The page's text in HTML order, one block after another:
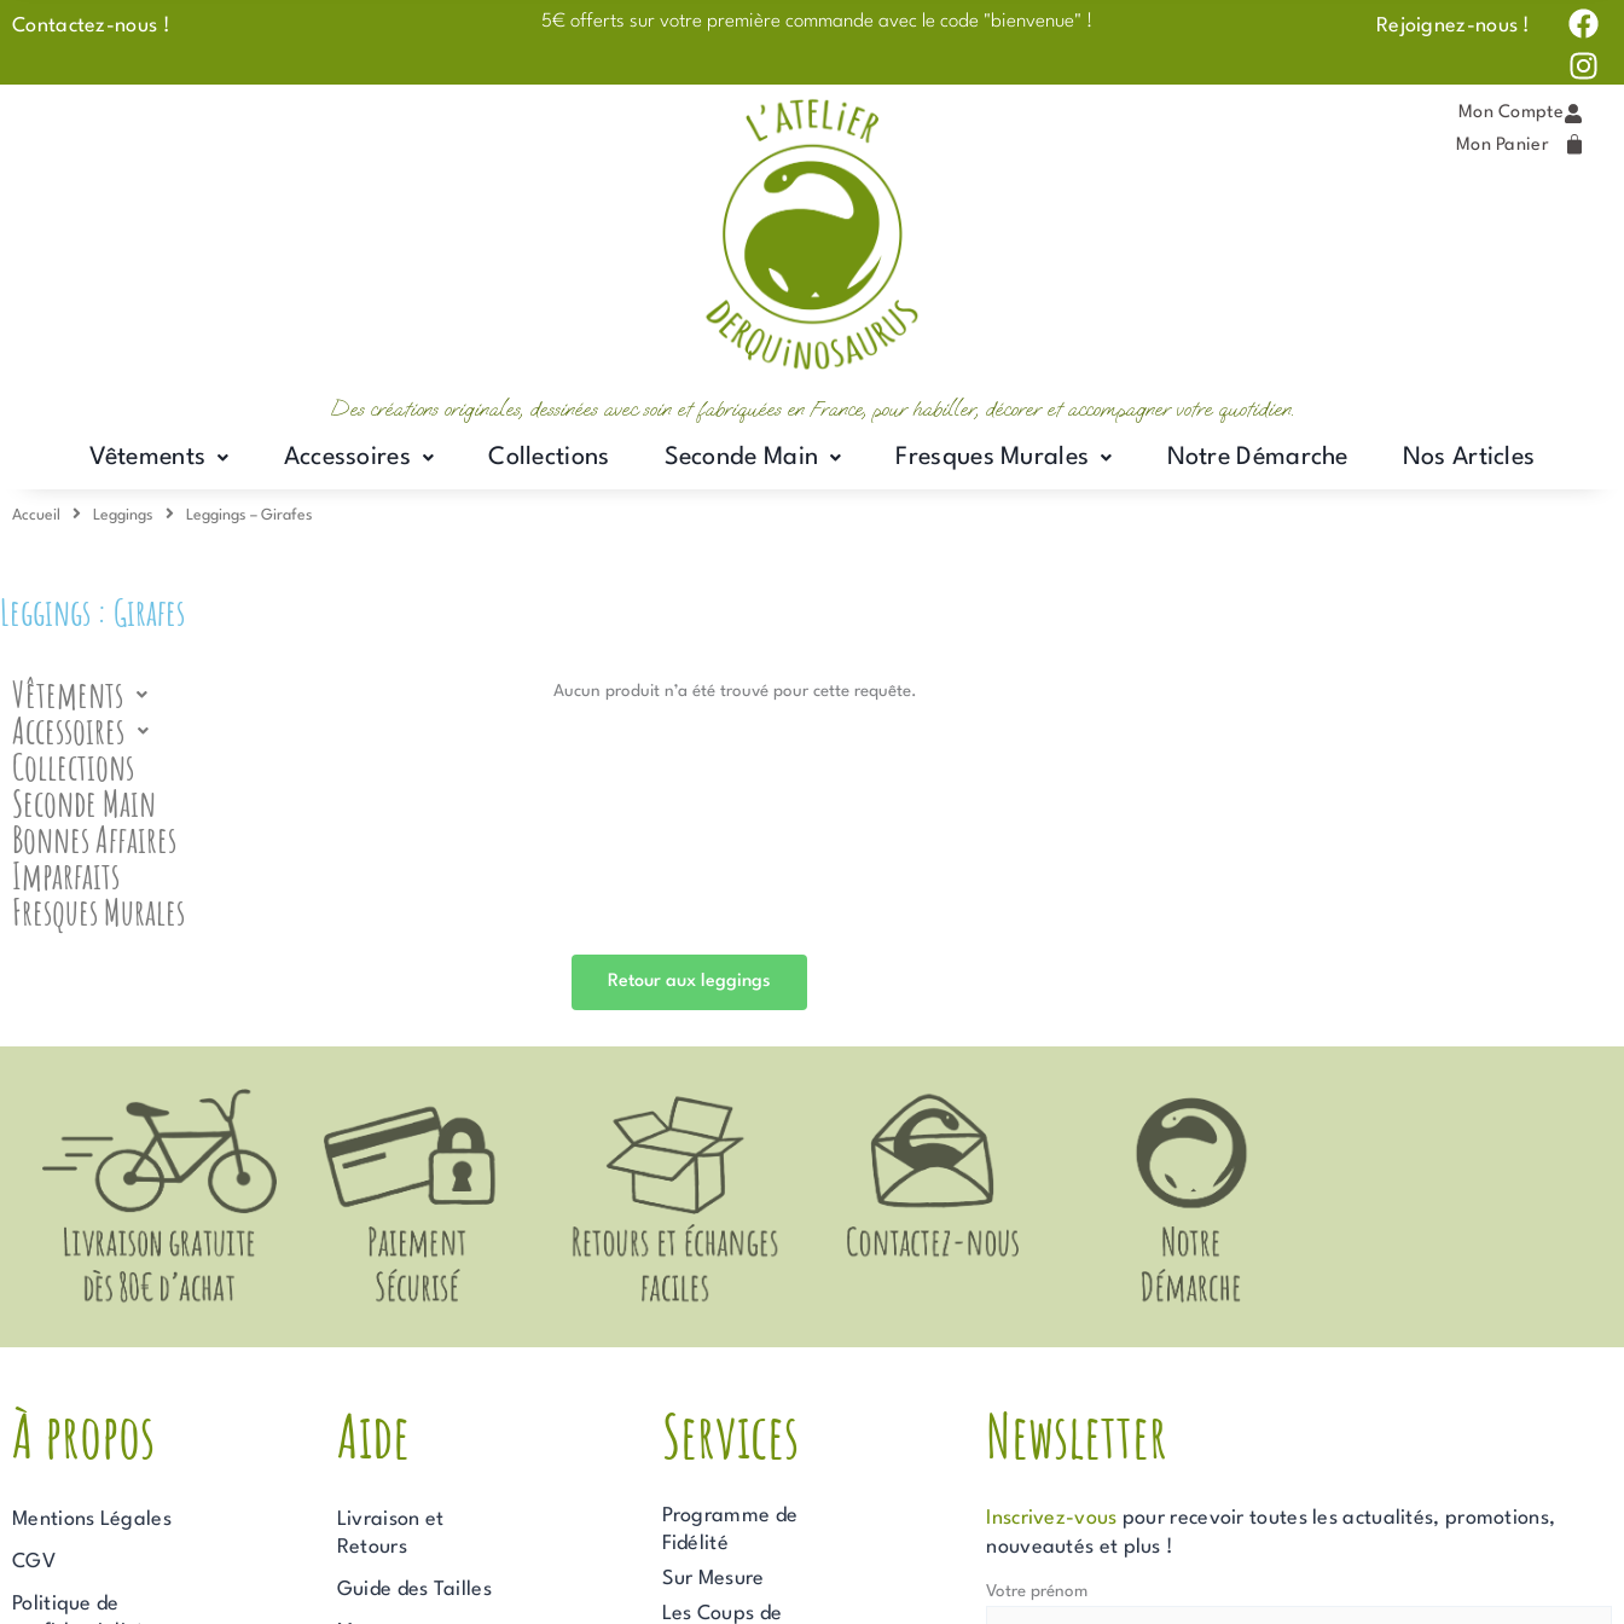
Aller
Contactez-nous ! 5€ offerts sur votre première commande avec le code "bienvenue" ! Rejoignez-nous !
a
c
e
b
o
n
s
t
a
g
Mon Compte
Mon Panier
Des créations originales, dessinées avec soin et fabriquées en France, pour habiller, décorer et accompagner votre quotidien.
Vêtements Accessoires Collections Seconde Main Fresques Murales Notre Démarche Nos Articles
Accueil Leggings Leggings – Girafes
Leggings : Girafes
Vêtements
Accessoires
Collections
Seconde Main
Bonnes Affaires
Imparfaits
Fresques Murales
Aucun produit n’a été trouvé pour cette requête.
Retour aux leggings
À propos
Mentions Légales
CGV
Politique de
Aide
Livraison et
Retours
Guide des Tailles
Services
Programme de
Fidélité
Sur Mesure
Les Coups de
Newsletter
Inscrivez-vous pour recevoir toutes les actualités, promotions,
nouveautés et plus !
Votre prénom